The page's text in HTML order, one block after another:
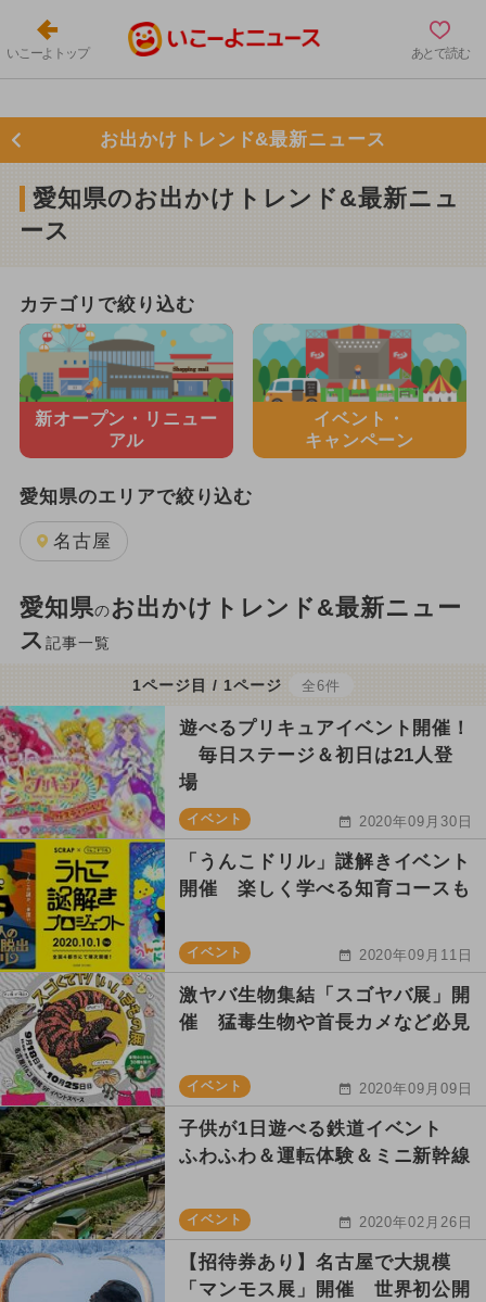
いこーよトップ あとで読む
お出かけトレンド&最新ニュース
愛知県のお出かけトレンド&最新ニュ
ース
カテゴリで絞り込む
新オープン・ リニュー
アル
イベント・
キャンペーン
愛知県のエリアで絞り込む
名古屋
愛知県のお出かけトレンド&最新ニュー
ス 記事一覧
1ページ目 / 1ページ 全6件
遊べるプリキュアイベント開催！
毎日ステージ＆初日は21人登
場
イベント 2020年09月30日
「うんこドリル」謎解きイベント
開催 楽しく学べる知育コースも
イベント 2020年09月11日
激ヤバ生物集結「スゴヤバ展」開
催 猛毒生物や首長カメなど必見
イベント 2020年09月09日
子供が1日遊べる鉄道イベント
ふわふわ＆運転体験＆ミニ新幹線
イベント 2020年02月26日
【招待券あり】名古屋で大規模
「マンモス展」開催 世界初公開